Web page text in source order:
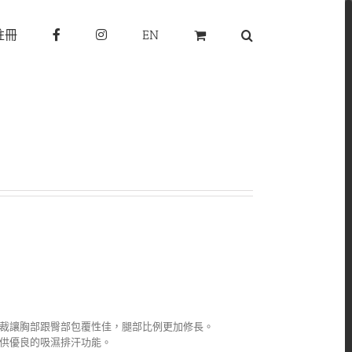
冊 EN
讓胸部跟臀部包覆性佳，腿部比例更加修長。
優良的吸濕排汗功能。